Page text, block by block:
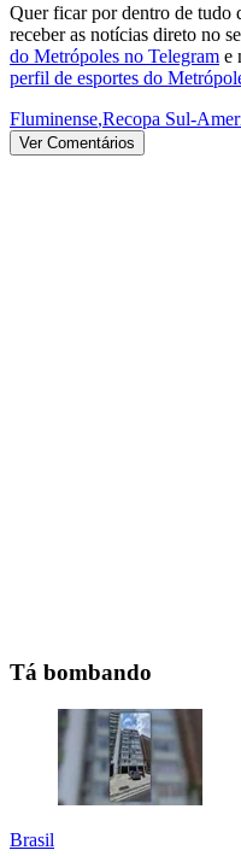
Quer ficar por dentro de tudo
receber as notícias direto no
do Metrópoles no Telegram e
perfil de esportes do
Fluminense,Recopa Sul-
Ver Comentários
Tá bombando
Brasil